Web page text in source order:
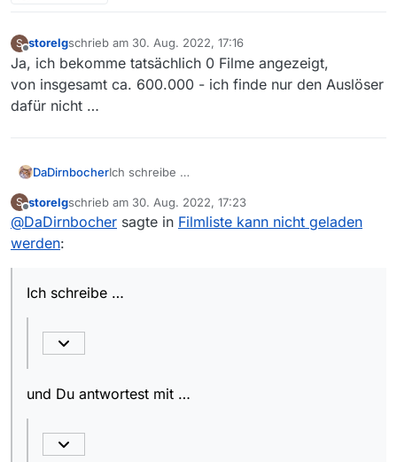
S
Offline
storelgschrieb am 30. Aug. 2022, 17:16
zuletzt editiert von
Ja, ich bekomme tatsächlich 0 Filme angezeigt,
von insgesamt ca. 600.000 - ich finde nur den Auslöser
dafür nicht …
DaDirnbocherIch schreibe …
Das kannst Dulinks unten in der
S
Offline
storelgschrieb am 30. Aug. 2022, 17:23
zuletzt editiert von
@DaDirnbocher sagte in Filmliste kann nicht geladen
werden:
Ich schreibe …
und Du antwortest mit …